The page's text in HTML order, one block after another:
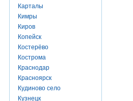
Карталы
Кимры
Киров
Копейск
Костерёво
Кострома
Краснодар
Красноярск
Кудиново село
Кузнецк